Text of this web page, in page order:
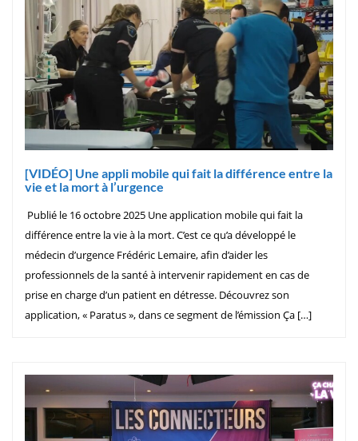
[VIDÉO] Une appli mobile qui fait la différence entre la
vie et la mort à l’urgence
Publié le 16 octobre 2025 Une application mobile qui fait la
différence entre la vie à la mort. C’est ce qu’a développé le
médecin d’urgence Frédéric Lemaire, afin d’aider les
professionnels de la santé à intervenir rapidement en cas de
prise en charge d’un patient en détresse. Découvrez son
application, « Paratus », dans ce segment de l’émission Ça […]